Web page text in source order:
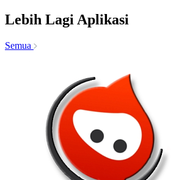
Lebih Lagi Aplikasi
Semua